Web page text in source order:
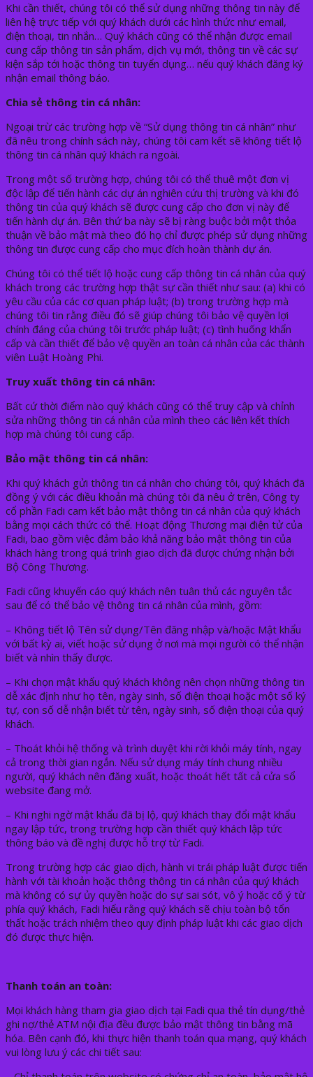
Khi cần thiết, chúng tôi có thể sử dụng những thông tin này để
liên hệ trực tiếp với quý khách dưới các hình thức như email,
điện thoại, tin nhắn… Quý khách cũng có thể nhận được email
cung cấp thông tin sản phẩm, dịch vụ mới, thông tin về các sự
kiện sắp tới hoặc thông tin tuyển dụng… nếu quý khách đăng ký
nhận email thông báo.
Chia sẻ thông tin cá nhân:
Ngoại trừ các trường hợp về “Sử dụng thông tin cá nhân” như
đã nêu trong chính sách này, chúng tôi cam kết sẽ không tiết lộ
thông tin cá nhân quý khách ra ngoài.
Trong một số trường hợp, chúng tôi có thể thuê một đơn vị
độc lập để tiến hành các dự án nghiên cứu thị trường và khi đó
thông tin của quý khách sẽ được cung cấp cho đơn vị này để
tiến hành dự án. Bên thứ ba này sẽ bị ràng buộc bởi một thỏa
thuận về bảo mật mà theo đó họ chỉ được phép sử dụng những
thông tin được cung cấp cho mục đích hoàn thành dự án.
Chúng tôi có thể tiết lộ hoặc cung cấp thông tin cá nhân của quý
khách trong các trường hợp thật sự cần thiết như sau: (a) khi có
yêu cầu của các cơ quan pháp luật; (b) trong trường hợp mà
chúng tôi tin rằng điều đó sẽ giúp chúng tôi bảo vệ quyền lợi
chính đáng của chúng tôi trước pháp luật; (c) tình huống khẩn
cấp và cần thiết để bảo vệ quyền an toàn cá nhân của các thành
viên Luật Hoàng Phi.
Truy xuất thông tin cá nhân:
Bất cứ thời điểm nào quý khách cũng có thể truy cập và chỉnh
sửa những thông tin cá nhân của mình theo các liên kết thích
hợp mà chúng tôi cung cấp.
Bảo mật thông tin cá nhân:
Khi quý khách gửi thông tin cá nhân cho chúng tôi, quý khách đã
đồng ý với các điều khoản mà chúng tôi đã nêu ở trên, Công ty
cổ phần Fadi cam kết bảo mật thông tin cá nhân của quý khách
bằng mọi cách thức có thể. Hoạt động Thương mại điện tử của
Fadi, bao gồm việc đảm bảo khả năng bảo mật thông tin của
khách hàng trong quá trình giao dịch đã được chứng nhận bởi
Bộ Công Thương.
Fadi cũng khuyến cáo quý khách nên tuân thủ các nguyên tắc
sau để có thể bảo vệ thông tin cá nhân của mình, gồm:
– Không tiết lộ Tên sử dụng/Tên đăng nhập và/hoặc Mật khẩu
với bất kỳ ai, viết hoặc sử dụng ở nơi mà mọi người có thể nhận
biết và nhìn thấy được.
– Khi chọn mật khẩu quý khách không nên chọn những thông tin
dễ xác định như họ tên, ngày sinh, số điện thoại hoặc một số ký
tự, con số dễ nhận biết từ tên, ngày sinh, số điện thoại của quý
khách.
– Thoát khỏi hệ thống và trình duyệt khi rời khỏi máy tính, ngay
cả trong thời gian ngắn. Nếu sử dụng máy tính chung nhiều
người, quý khách nên đăng xuất, hoặc thoát hết tất cả cửa sổ
website đang mở.
– Khi nghi ngờ mật khẩu đã bị lộ, quý khách thay đổi mật khẩu
ngay lập tức, trong trường hợp cần thiết quý khách lập tức
thông báo và đề nghị được hỗ trợ từ Fadi.
Trong trường hợp các giao dịch, hành vi trái pháp luật được tiến
hành với tài khoản hoặc thông thông tin cá nhân của quý khách
mà không có sự ủy quyền hoặc do sự sai sót, vô ý hoặc cố ý từ
phía quý khách, Fadi hiểu rằng quý khách sẽ chịu toàn bộ tổn
thất hoặc trách nhiệm theo quy định pháp luật khi các giao dịch
đó được thực hiện.
Thanh toán an toàn:
Mọi khách hàng tham gia giao dịch tại Fadi qua thẻ tín dụng/thẻ
ghi nợ/thẻ ATM nội địa đều được bảo mật thông tin bằng mã
hóa. Bên cạnh đó, khi thực hiện thanh toán qua mạng, quý khách
vui lòng lưu ý các chi tiết sau: